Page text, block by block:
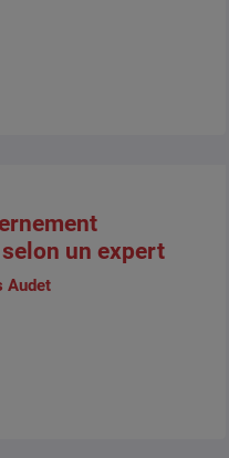
un expert
Audet